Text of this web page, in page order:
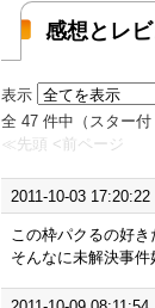
感想とレ
表示
全 47 件中（スター付
≪先頭 <前ページ
2011-10-03 17:20:22
この枠パクるの好き
そんなに未解決事件